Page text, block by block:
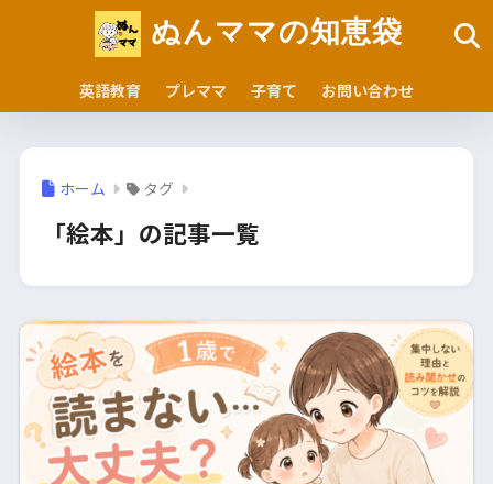
ぬんママの知恵袋
英語教育 プレママ 子育て お問い合わせ
ホーム タグ
「絵本」の記事一覧